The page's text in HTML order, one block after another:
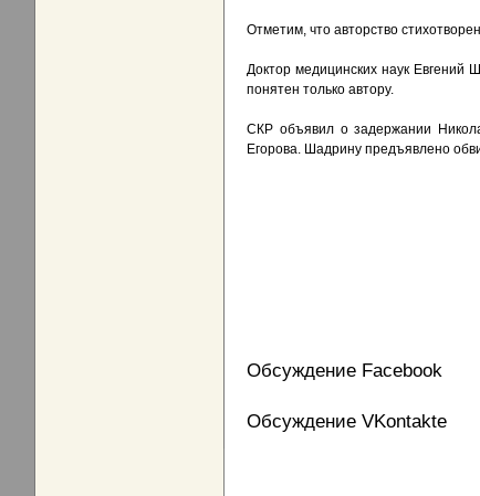
Отметим, что авторство
Доктор медицинских наук Евгений
понятен только автору.
СКР объявил о задержании
Егорова. Шадрину предъявлено
Обсуждение Facebook
Обсуждение VKontakte